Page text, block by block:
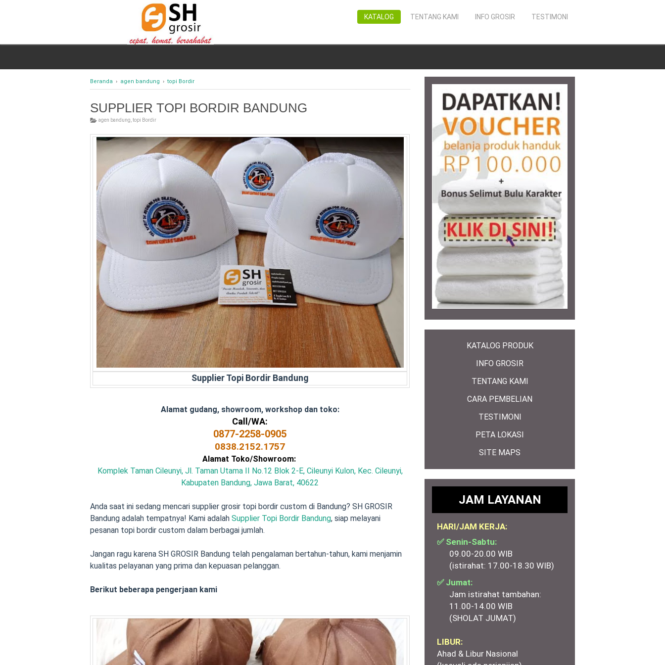
TESTIMONI
INFO GROSIR
TENTANG KAMI
KATALOG
Beranda › agen bandung › topi Bordir
SUPPLIER TOPI BORDIR BANDUNG
agen bandung topi Bordir
Supplier Topi Bordir Bandung
Alamat gudang, showroom, workshop dan toko:
Call/WA:
0877-2258-0905
0838.2152.1757
Alamat Toko/Showroom:
Komplek Taman Cileunyi, Jl. Taman Utama II No.12 Blok 2-E, Cileunyi Kulon, Kec. Cileunyi,
Kabupaten Bandung, Jawa Barat, 40622
Anda saat ini sedang mencari supplier grosir topi bordir custom di Bandung? SH GROSIR
Bandung adalah tempatnya! Kami adalah Supplier Topi Bordir Bandung, siap melayani
pesanan topi bordir custom dalam berbagai jumlah.
Jangan ragu karena SH GROSIR Bandung telah pengalaman bertahun-tahun, kami menjamin
kualitas pelayanan yang prima dan kepuasan pelanggan.
Berikut beberapa pengerjaan kami
KATALOG PRODUK
INFO GROSIR
TENTANG KAMI
CARA PEMBELIAN
TESTIMONI
PETA LOKASI
SITE MAPS
JAM LAYANAN
HARI/JAM KERJA:
✅ Senin-Sabtu:
09.00-20.00 WIB
(istirahat: 17.00-18.30 WIB)
✅ Jumat:
Jam istirahat tambahan:
11.00-14.00 WIB
(SHOLAT JUMAT)
LIBUR:
Ahad & Libur Nasional